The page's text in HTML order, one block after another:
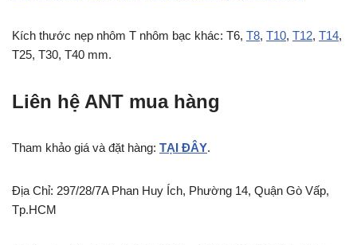
Kích thước nẹp nhôm T nhôm bạc khác: T6, T8, T10, T12, T14,
T25, T30, T40 mm.
Liên hệ ANT mua hàng
Tham khảo giá và đặt hàng: TẠI ĐÂY.
Địa Chỉ: 297/28/7A Phan Huy Ích, Phường 14, Quận Gò Vấp,
Tp.HCM